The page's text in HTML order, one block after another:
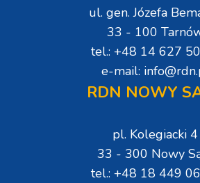
ul. gen. Józefa
33 - 100
tel.: +48 14 627
e-mail:
RDN NOWY
pl. Kolegiacki 4
33 - 300 Nowy
tel.: +48 18 449